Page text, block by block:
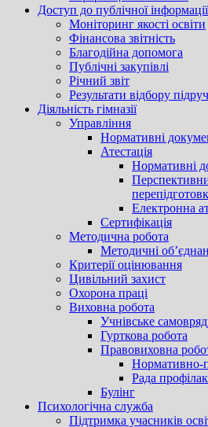
Доступ до публічної інформації
Моніторинг якості освіти
Фінансова звітність
Благодійна допомога
Публічні закупівлі
Річний звіт
Результати відбору
Діяльність гімназії
Управління
Нормативні
Атестація
Нормативні
Електронна
Сертифікація
Методична робота
Методичні
Критерії оцінювання
Цивільний захист
Охорона праці
Виховна робота
Учнівське
Гурткова робота
Правовиховна
Нормативно-
Рада
Булінг
Психологічна служба
Підтримка учасників